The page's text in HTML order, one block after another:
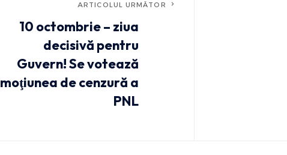
ARTICOLUL URMĂTOR
10 octombrie – ziua
decisivă pentru
Guvern! Se votează
moţiunea de cenzură a
PNL